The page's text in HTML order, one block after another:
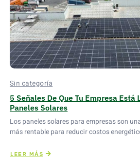
Sin categoría
5 Señales De Que Tu Empresa
Paneles Solares
Los paneles solares para empresas son
más rentable para reducir costos
LEER MÁS